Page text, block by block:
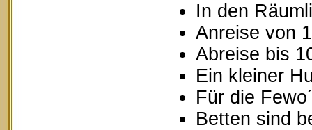
In den
Anreise von
Abreise bis
Ein kleiner
Für die
Betten sind